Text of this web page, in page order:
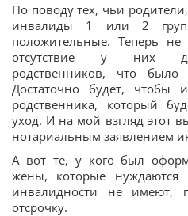
По поводу тех, чьи
инвалиды 1 или 2
положительные. Теперь не
отсутствие у них
родственников, что
Достаточно будет, чтобы
родственника, который
уход. И на мой взгляд этот
нотариальным заявлением
А вот те, у кого был
жены, которые
инвалидности не имеют,
отсрочку.